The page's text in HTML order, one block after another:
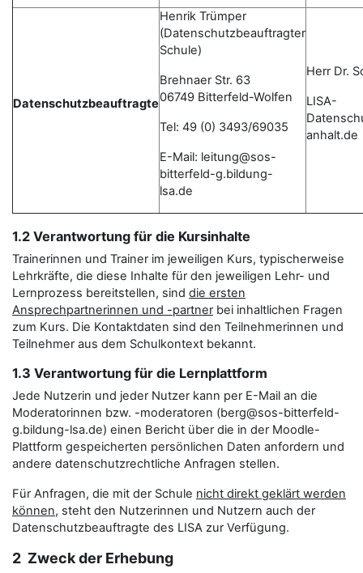
Datenschutzbeauftragte
Henrik Trümper
(Datenschutzbeauftragter
Schule)
Brehnaer Str. 63
06749 Bitterfeld-Wolfen
Tel: 49 (0) 3493/69035
E-Mail: leitung@sos-
bitterfeld-g.bildung-
lsa.de
Herr Dr.
LISA-
anhalt.de
1.2 Verantwortung für die Kursinhalte
Trainerinnen und Trainer im jeweiligen Kurs, typischerweise
Lehrkräfte, die diese Inhalte für den jeweiligen Lehr- und
Lernprozess bereitstellen, sind die ersten
Ansprechpartnerinnen und -partnerbei inhaltlichen Fragen
zum Kurs. Die Kontaktdaten sind den Teilnehmerinnen und
Teilnehmer aus dem Schulkontext bekannt.
1.3 Verantwortung für die Lernplattform
Jede Nutzerin und jeder Nutzer kann per E-Mail an die
Moderatorinnen bzw. -moderatoren (berg@sos-bitterfeld-
g.bildung-lsa.de) einen Bericht über die in der Moodle-
Plattform gespeicherten persönlichen Daten anfordern und
andere datenschutzrechtliche Anfragen stellen.
Für Anfragen, die mit der Schule nicht direkt geklärt werden
können, steht den Nutzerinnen und Nutzern auch der
Datenschutzbeauftragte des LISA zur Verfügung.
2 Zweck der Erhebung